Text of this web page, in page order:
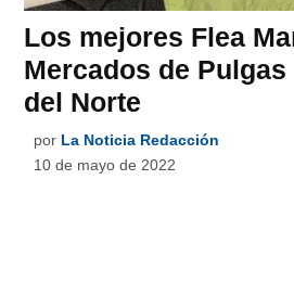
Los mejores Flea
Mercados de
del Norte
por La Noticia Redacción
10 de mayo de 2022